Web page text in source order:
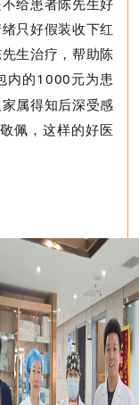
只好假装收下红
生治疗，帮助陈
内的1000元为患
属得知后深受感
佩，这样的好医